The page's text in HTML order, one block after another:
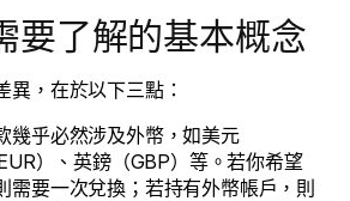
要了解的基本概念
異，在於以下三點：
幾乎必然涉及外幣，如美元
）、英鎊（GBP）等。若你希望
需要一次兌換；若持有外幣帳戶，則